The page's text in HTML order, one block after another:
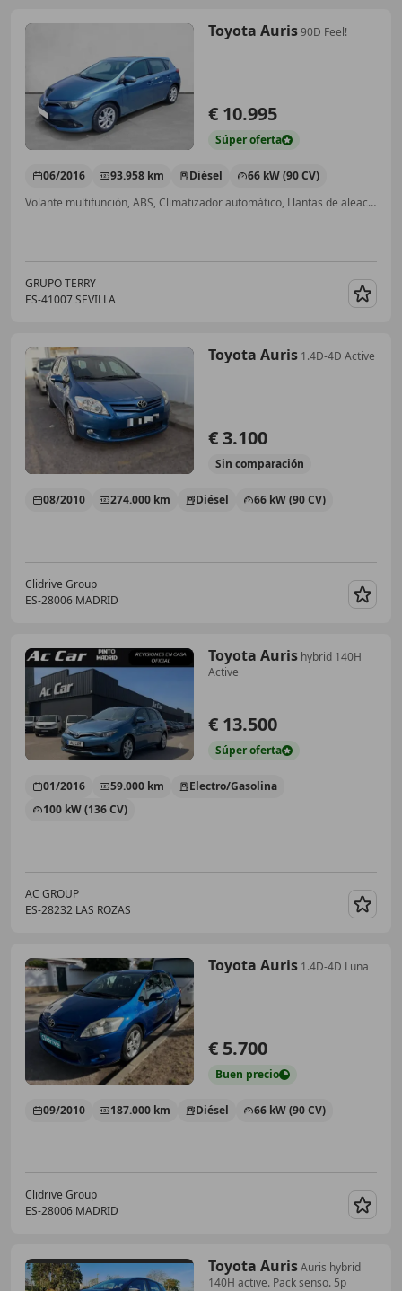
Toyota Auris90D Feel!
€ 10.995
Súperoferta
06/2016 93.958 km Diésel
66 kW (90 CV)
Volante multifunción, ABS, Climatizador automático, Llantas de aleación, Bluetooth, USB, Control de tracción, ESP
GRUPO TERRY
ES-41007 SEVILLA
Toyota Auris 1.4D-4D Active
€ 3.100
Sin comparación
08/2010 274.000 km Diésel 66 kW (90 CV)
Clidrive Group
ES-28006 MADRID
Toyota Auris hybrid 140H
Active
€ 13.500
Súperoferta
01/2016 59.000 km
Electro/Gasolina
100 kW (136 CV)
AC GROUP
ES-28232 LAS ROZAS
Toyota Auris 1.4D-4D Luna
€ 5.700
Buen precio
09/2010 187.000 km Diésel 66 kW (90 CV)
Clidrive Group
ES-28006 MADRID
Toyota AurisAuris hybrid
140H active. Pack senso. 5p